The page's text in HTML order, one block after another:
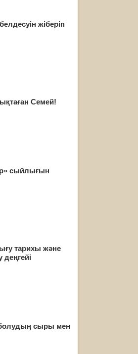
жіберіп
Семей!
сыйлығын
тарихы және
сыры мен